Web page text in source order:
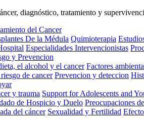
diagnóstico, tratamiento y
del Cancer
De la Médula Quimioterapia
Especialidades Intervencionistas
y Prevencion
el alcohol y el cancer Factores
de cancer Prevencion y deteccion
y trauma Support for Adolescents and
de Hospicio y Duelo Preocupaciones
del cáncer Sexualidad y Fertilidad